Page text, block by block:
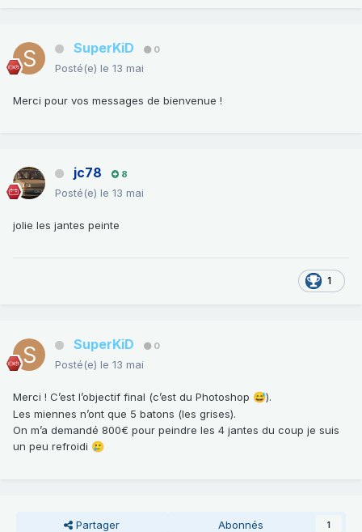
SuperKiD 0
Posté(e) le 13 mai
Merci pour vos messages de bienvenue !
jc78 8
Posté(e) le 13 mai
jolie les jantes peinte
1
SuperKiD 0
Posté(e) le 13 mai
Merci ! C’est l’objectif final (c’est du Photoshop 😅).
Les miennes n’ont que 5 batons (les grises).
On m’a demandé 800€ pour peindre les 4 jantes du coup je suis
un peu refroidi 🥲
Partager Abonnés 1